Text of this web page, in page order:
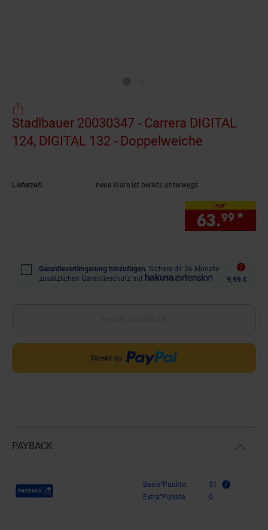
Stadlbauer 20030347 - Carrera DIGITAL
124, DIGITAL 132 - Doppelweiche
Lieferzeit: neue Ware ist bereits unterwegs
nur
63.99 *
Garantieverlängerung hinzufügen. Sichere dir 36 Monate
zusätzlichen Garantieschutz mit
9,99 €
PAYBACK
Payback Punkte Basis°Punkte:
31
Extra°Punkte:
0